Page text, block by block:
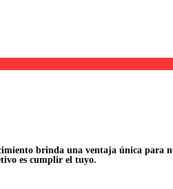
brinda una ventaja única para
es cumplir el tuyo.